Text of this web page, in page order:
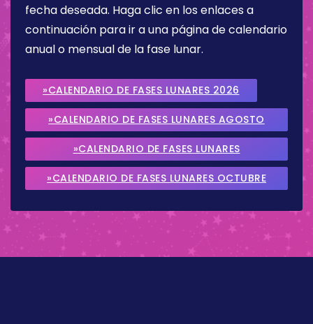
fecha deseada. Haga clic en los enlaces a
continuación para ir a una página de calendario
anual o mensual de la fase lunar.
»CALENDARIO DE FASES LUNARES 2026
»CALENDARIO DE FASES LUNARES AGOSTO
2026
»CALENDARIO DE FASES LUNARES
SEPTIEMBRE 2026
»CALENDARIO DE FASES LUNARES OCTUBRE